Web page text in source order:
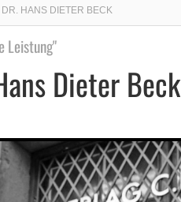
HANS DIETER BECK
Leistung"
Dieter Beck